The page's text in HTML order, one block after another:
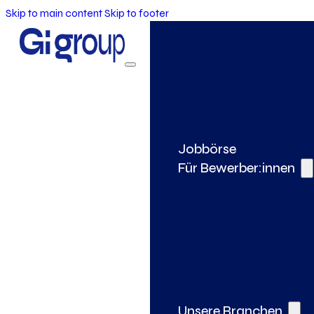
Skip to main contentSkip to footer
Jobbörse
Für Bewerber:innen